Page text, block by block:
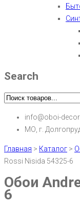
Search
info@oboi-
МО, г.
Главная > Каталог >
Rossi Nisida 54325-6
Обои
6